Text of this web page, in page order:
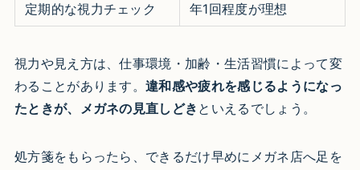
定期的な視力チェック 年1回程度が理想
視力や見え方は、仕事環境・加齢・生活習慣によって変
わることがあります。違和感や疲れを感じるようになっ
たときが、メガネの見直しどき といえるでしょう。
処方箋をもらったら、できるだけ早めにメガネ店へ足を